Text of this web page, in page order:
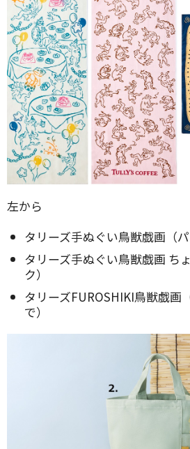
左から
タリーズ手ぬぐい鳥獣戯画（パ
タリーズ手ぬぐい鳥獣戯画 ち
ク）
タリーズFUROSHIKI鳥獣戯画
で）